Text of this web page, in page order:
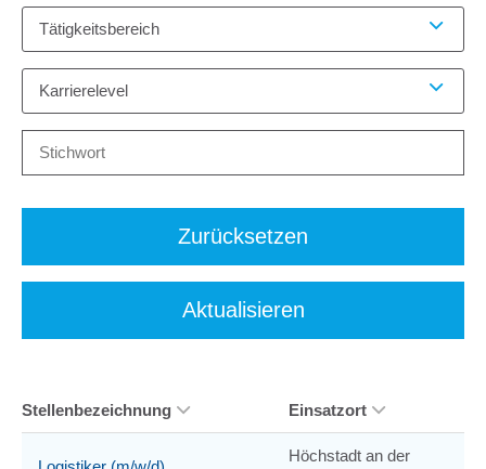
Tätigkeitsbereich
Karrierelevel
Zurücksetzen
Aktualisieren
Stellenbezeichnung Einsatzort
Höchstadt an der